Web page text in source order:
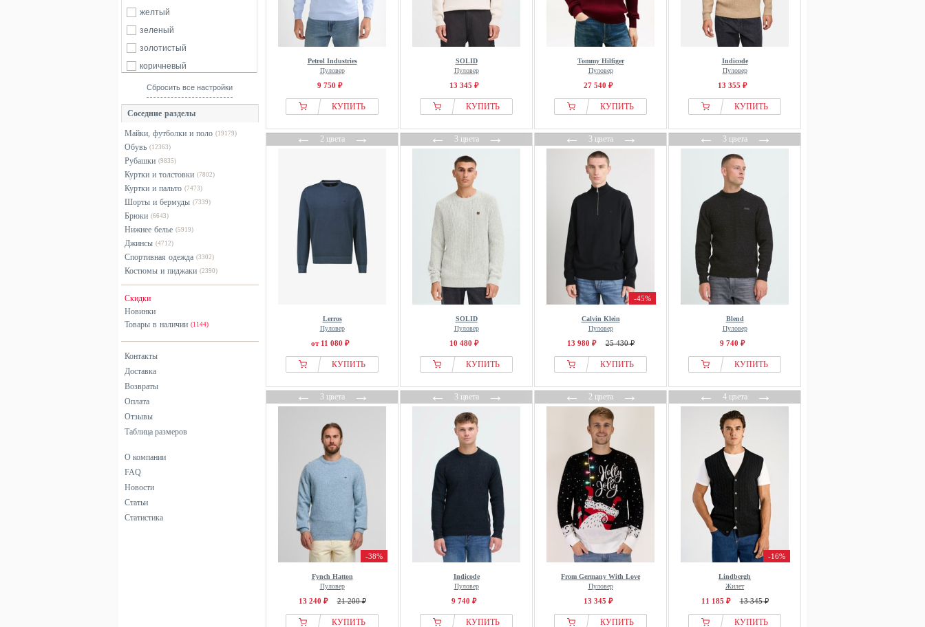
Armani Exchange
Armedangels
Armor lux
ASPESI
Authentic Cashmere
Autograph
Babista
BadRhino
Balmohk
Banco
Barbour
BDG Urban Outfitters
behype
Belstaff
Billionaire Boys Club
Bläck
Blue Seven
Boggi Milano
Bogner
BOMBOOGIE
BONOBO Jeans
BOSS
желтый
зеленый
золотистый
коричневый
красный
разноцветный
розовый
серый
синий
фиолетовый
хаки
черный
Сбросить все настройки
Соседние разделы
Майки, футболки и поло (19179)
Обувь (12363)
Рубашки (9835)
Куртки и толстовки (7802)
Куртки и пальто (7473)
Шорты и бермуды (7339)
Брюки (6643)
Нижнее белье (5919)
Джинсы (4712)
Спортивная одежда (3302)
Костюмы и пиджаки (2390)
Скидки
Новинки
Товары в наличии (1144)
Контакты
Доставка
Возвраты
Оплата
Отзывы
Таблица размеров
О компании
FAQ
Новости
Статьи
Статистика
Petrol Industries
Пуловер
9 750 ₽
КУПИТЬ
SOLID
Пуловер
13 345 ₽
КУПИТЬ
Tommy Hilfiger
Пуловер
27 540 ₽
КУПИТЬ
Indicode
Пуловер
13 355 ₽
КУПИТЬ
←2 цвета→
Lerros
Пуловер
от 11 080 ₽
КУПИТЬ
←3 цвета→
SOLID
Пуловер
10 480 ₽
КУПИТЬ
←3 цвета→
-45%
Calvin Klein
Пуловер
13 980 ₽ 25 430 ₽
КУПИТЬ
←3 цвета→
Blend
Пуловер
9 740 ₽
КУПИТЬ
←3 цвета→
-38%
Fynch Hatton
Пуловер
13 240 ₽ 21 200 ₽
КУПИТЬ
←3 цвета→
Indicode
Пуловер
9 740 ₽
КУПИТЬ
←2 цвета→
From Germany With Love
Пуловер
13 345 ₽
КУПИТЬ
←4 цвета→
-16%
Lindbergh
Жилет
11 185 ₽ 13 345 ₽
КУПИТЬ